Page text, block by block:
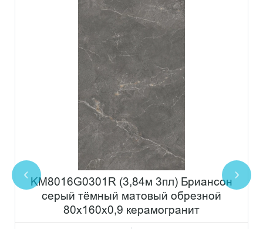
KM8016G0301R (3,84м 3пл) Бриансон
серый тёмный матовый обрезной
80x160x0,9 керамогранит